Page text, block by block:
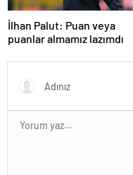
İlhan Palut: Puan veya
puanlar almamız lazımdı